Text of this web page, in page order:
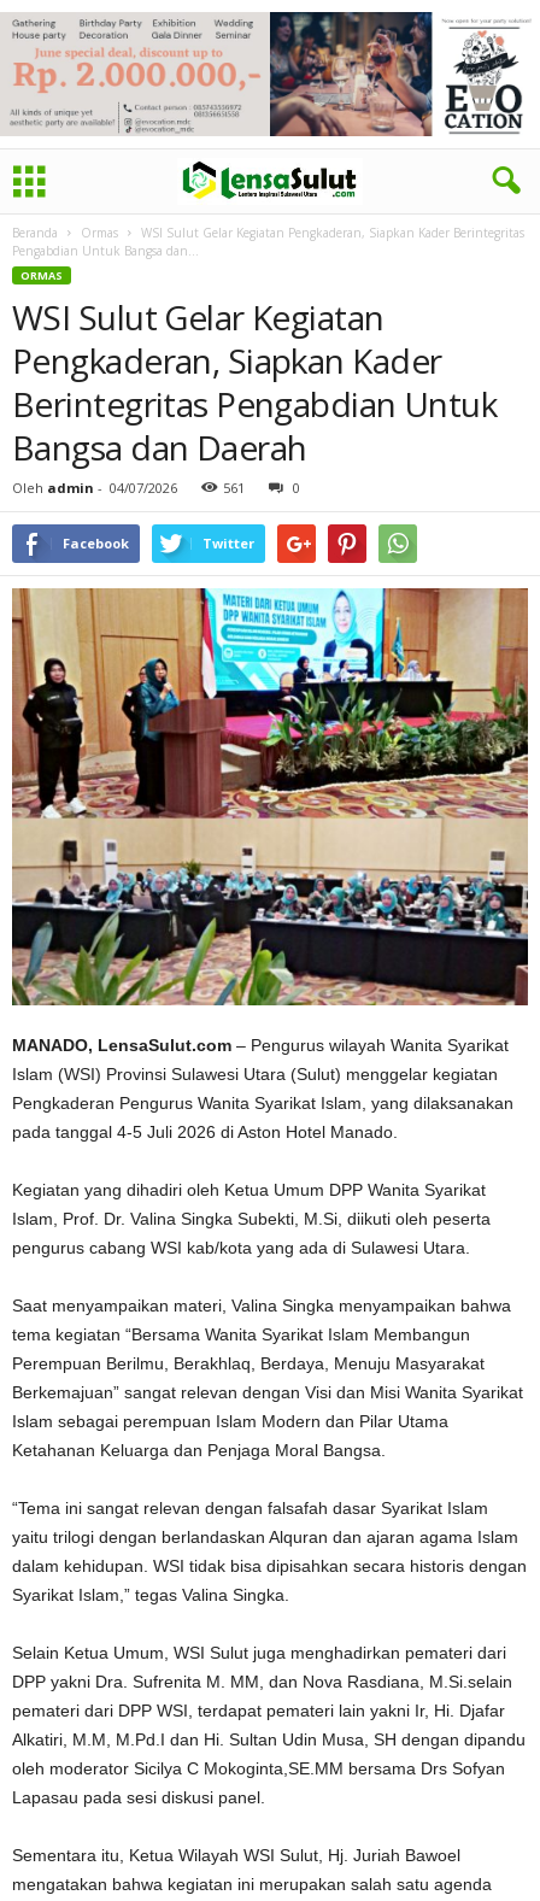
Beranda Ormas
WSI Sulut Gelar Kegiatan Pengkaderan, Siapkan Kader Berintegritas
Pengabdian Untuk Bangsa dan...
ORMAS
WSI Sulut Gelar Kegiatan
Pengkaderan, Siapkan Kader
Berintegritas Pengabdian Untuk
Bangsa dan Daerah
Oleh admin - 04/07/2026 561 0
Facebook Twitter
MANADO, LensaSulut.com – Pengurus wilayah Wanita Syarikat
Islam (WSI) Provinsi Sulawesi Utara (Sulut) menggelar kegiatan
Pengkaderan Pengurus Wanita Syarikat Islam, yang dilaksanakan
pada tanggal 4-5 Juli 2026 di Aston Hotel Manado.
Kegiatan yang dihadiri oleh Ketua Umum DPP Wanita Syarikat
Islam, Prof. Dr. Valina Singka Subekti, M.Si, diikuti oleh peserta
pengurus cabang WSI kab/kota yang ada di Sulawesi Utara.
Saat menyampaikan materi, Valina Singka menyampaikan bahwa
tema kegiatan “Bersama Wanita Syarikat Islam Membangun
Perempuan Berilmu, Berakhlaq, Berdaya, Menuju Masyarakat
Berkemajuan” sangat relevan dengan Visi dan Misi Wanita Syarikat
Islam sebagai perempuan Islam Modern dan Pilar Utama
Ketahanan Keluarga dan Penjaga Moral Bangsa.
“Tema ini sangat relevan dengan falsafah dasar Syarikat Islam
yaitu trilogi dengan berlandaskan Alquran dan ajaran agama Islam
dalam kehidupan. WSI tidak bisa dipisahkan secara historis dengan
Syarikat Islam,” tegas Valina Singka.
Selain Ketua Umum, WSI Sulut juga menghadirkan pemateri dari
DPP yakni Dra. Sufrenita M. MM, dan Nova Rasdiana, M.Si.selain
pemateri dari DPP WSI, terdapat pemateri lain yakni Ir, Hi. Djafar
Alkatiri, M.M, M.Pd.I dan Hi. Sultan Udin Musa, SH dengan dipandu
oleh moderator Sicilya C Mokoginta,SE.MM bersama Drs Sofyan
Lapasau pada sesi diskusi panel.
Sementara itu, Ketua Wilayah WSI Sulut, Hj. Juriah Bawoel
mengatakan bahwa kegiatan ini merupakan salah satu agenda